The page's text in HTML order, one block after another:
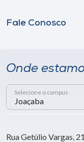
Fale Conosco
Onde
Selecione o campus
Rua Getúlio Vargas,